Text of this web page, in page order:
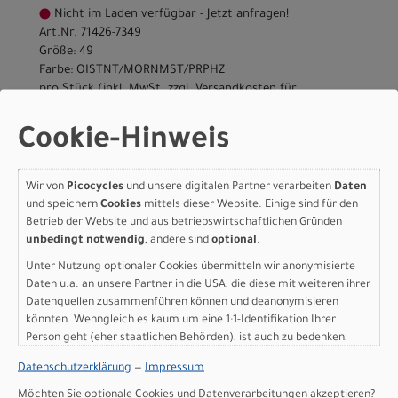
Nicht im Laden verfügbar - Jetzt anfragen!
Art.Nr. 71426-7349
Größe: 49
Farbe: OISTNT/MORNMST/PRPHZ
pro Stück (inkl. MwSt. zzgl.Versandkosten für
1.650,00 EUR
Specialized CRUX DSW
FRMSET 52
OISTNT/MORNMST/PRPH
Z
Modelljahr 2026
Nicht im Laden verfügbar - Jetzt anfragen!
Art.Nr. 71426-7352
Größe: 52
Farbe: OISTNT/MORNMST/PRPHZ
Cookie-Hinweis
Wir von Picocycles und unsere digitalen Partner verarbeiten Daten
und speichern Cookies mittels dieser Website. Einige sind für den
Betrieb der Website und aus betriebswirtschaftlichen Gründen
unbedingt notwendig, andere sind optional.
Unter Nutzung optionaler Cookies übermitteln wir anonymisierte
Daten u.a. an unsere Partner in die USA, die diese mit weiteren ihrer
Datenquellen zusammenführen können und deanonymisieren
könnten. Wenngleich es kaum um eine 1:1-Identifikation Ihrer
Person geht (eher staatlichen Behörden), ist auch zu bedenken,
sind wie bei uns in der Europäischen Union.
Datenschutzerklärung — Impressum
Möchten Sie optionale Cookies und Datenverarbeitungen akzeptieren?